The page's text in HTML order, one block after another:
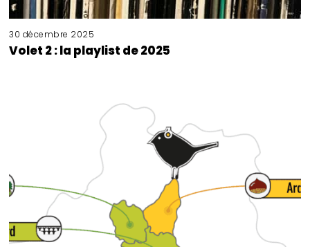
30 décembre 2025
Volet 2 : la playlist de 2025